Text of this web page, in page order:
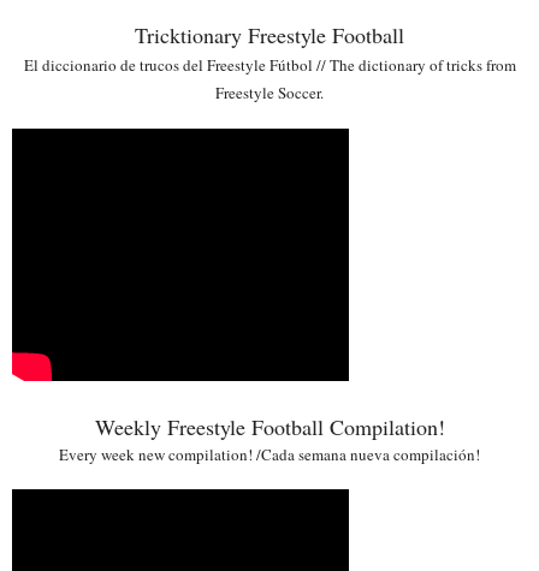
Tricktionary Freestyle Football
El diccionario de trucos del Freestyle Fútbol // The dictionary of tricks from
Freestyle Soccer.
Weekly Freestyle Football Compilation!
Every week new compilation! /Cada semana nueva compilación!